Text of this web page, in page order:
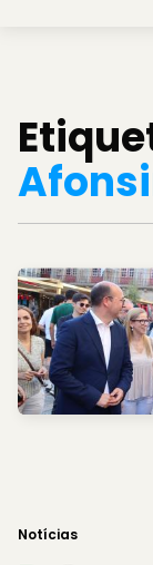
Notícias